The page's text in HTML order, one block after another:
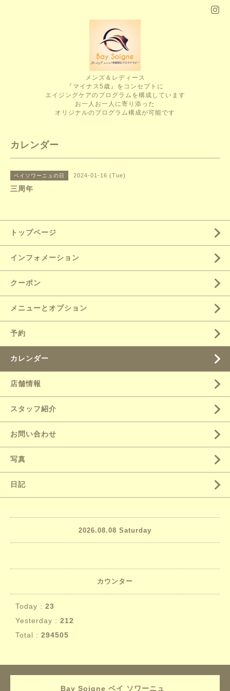
メンズ＆レディース
『マイナス5歳』をコンセプトに
エイジングケアのプログラムを構成しています
お一人お一人に寄り添った
オリジナルのプログラム構成が可能です
カレンダー
ベイソワーニュの日 2024-01-16 (Tue)
三周年
トップページ
インフォメーション
クーポン
メニューとオプション
予約
カレンダー
店舗情報
スタッフ紹介
お問い合わせ
写真
日記
2026.08.08 Saturday
カウンター
Today : 23
Yesterday : 212
Total : 294505
Bay Soigne ベイ ソワーニュ